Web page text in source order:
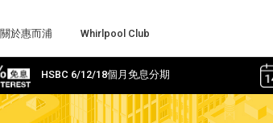
關於惠而浦 Whirlpool Club
HSBC 6/12/18個月免息分期